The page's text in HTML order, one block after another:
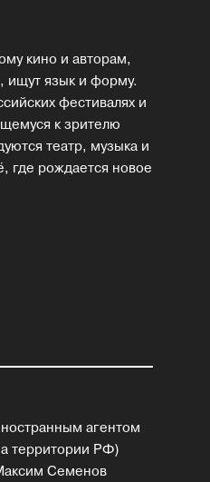
кино и авторам,
ищут язык и форму.
фестивалях и
к зрителю
театр, музыка и
где рождается новое
агентом
территории РФ)
Семенов